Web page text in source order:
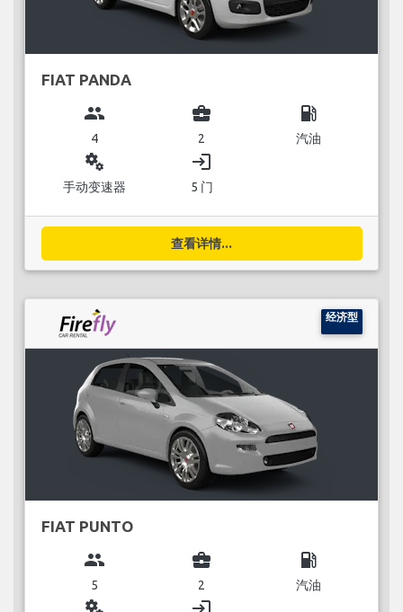
FIAT PANDA
group
4
business_center
2
local_gas_station
汽油
miscellaneous_services
手动变速器
login
5 门
查看详情...
经济型
FIAT PUNTO
group
5
business_center
2
local_gas_station
汽油